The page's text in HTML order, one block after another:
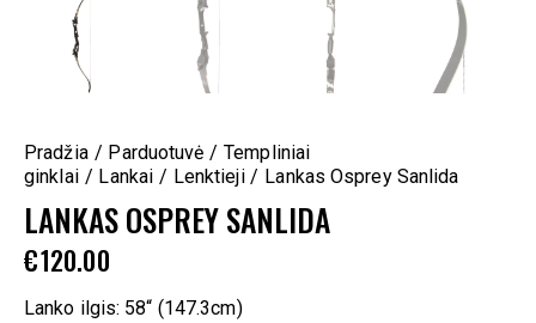
Pradžia Parduotuvė
Templiniai
ginklai
Lankai Lenktieji Lankas Osprey Sanlida
LANKAS OSPREY SANLIDA
€120.00
Lanko ilgis: 58“ (147.3cm)